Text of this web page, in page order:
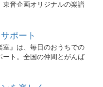
東音企画オリジナルの楽譜
ポート
室』は、毎日のおうちでの
ート。全国の仲間とがんば